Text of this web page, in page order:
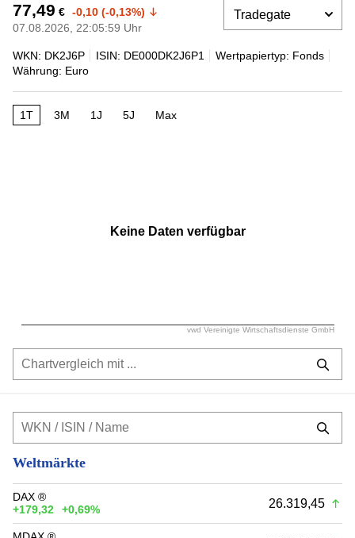
77,49 € -0,10 (-0,13%)
07.08.2026, 22:05:59 Uhr
WKN: DK2J6P ISIN: DE000DK2J6P1
Wertpapiertyp: Fonds
Währung: Euro
1T 3M 1J 5J Max
vwd Vereinigte Wirtschaftsdienste GmbH
Keine Daten verfügbar
Weltmärkte
DAX ®
+179,32
+0,69% 26.319,45